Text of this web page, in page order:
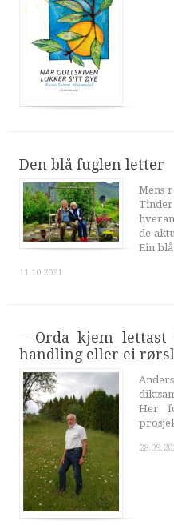
Den blå fuglen letter
Mens
de
Ein
11.10.2021
– Orda kjem
handling eller ei
Her